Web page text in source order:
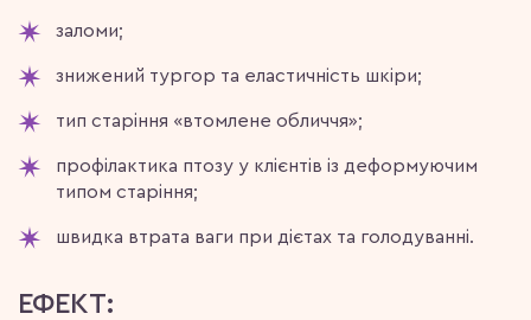
заломи;
знижений тургор та еластичність шкіри;
тип старіння «втомлене обличчя»;
профілактика птозу у клієнтів із деформуючим
типом старіння;
швидка втрата ваги при дієтах та голодуванні.
ЕФЕКТ: